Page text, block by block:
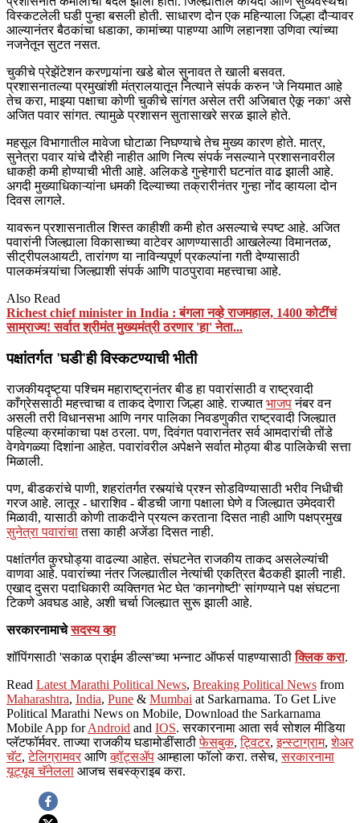
विस्कटलेली घडी पुन्हा बसली होती. साधारण दोन एक महिन्याला जिल्हा दौऱ्यावर
आल्यानंतर बैठकांचा धडाका, कामांच्या पाहण्या आणि लहानशा उणिवा त्यांच्या
नजनेतून सुटत नसत.
चुकीचे प्रेझेंटेशन करणार्‍यांना खडे बोल सुनावत ते खाली बसवत.
प्रशासनातल्या प्रमुखांशी मंत्रालयातून नित्याने संपर्क करुन 'जे नियमात आहे
तेच करा, माझ्या पक्षाचा कोणी चुकीचे सांगत असेल तरी अजिबात ऐकू नका' असे
अजित पवार सांगत. त्यामुळे प्रशासन सुतासाखरे सरळ झाले होते.
महसूल विभागातील मावेजा घोटाळा निघण्याचे तेच मुख्य कारण होते. मात्र,
सुनेत्रा पवार यांचे दौरेही नाहीत आणि नित्य संपर्क नसल्याने प्रशासनावरील
धाकही कमी होण्याची भीती आहे. अलिकडे गुन्हेगारी घटनांत वाढ झाली आहे.
अगदी मुख्याधिकाऱ्यांना धमकी दिल्याच्या तक्रारीनंतर गुन्हा नोंद व्हायला दोन
दिवस लागले.
यावरून प्रशासनातील शिस्त काहीशी कमी होत असल्याचे स्पष्ट आहे. अजित
पवारांनी जिल्ह्याला विकासाच्या वाटेवर आणण्यासाठी आखलेल्या विमानतळ,
सीट्रीपलआयटी, तारांगण या नाविन्यपूर्ण प्रकल्पांना गती देण्यासाठी
पालकमंत्र्यांचा जिल्ह्याशी संपर्क आणि पाठपुरावा महत्त्वाचा आहे.
Also Read
Richest chief minister in India : बंगला नव्हे राजमहाल, 1400 कोटींचं
साम्राज्य! सर्वात श्रीमंत मुख्यमंत्री ठरणार 'हा' नेता...
पक्षांतर्गत 'घडी'ही विस्कटण्याची भीती
राजकीयदृष्ट्या पश्‍चिम महाराष्ट्रानंतर बीड हा पवारांसाठी व राष्ट्रवादी
काँग्रेससाठी महत्त्वाचा व ताकद देणारा जिल्हा आहे. राज्यातभाजपनंबर वन
असली तरी विधानसभा आणि नगर पालिका निवडणुकीत राष्ट्रवादी जिल्ह्यात
पहिल्या क्रमांकाचा पक्ष ठरला. पण, दिवंगत पवारानंतर सर्व आमदारांची तोंडे
वेगवेगळ्या दिशांना आहेत. पवारांवरील अपेक्षने सर्वात मोठ्या बीड पालिकेची सत्ता
मिळाली.
पण, बीडकरांचे पाणी, शहरांतर्गत रस्त्यांचे प्रश्‍न सोडविण्यासाठी भरीव निधीची
गरज आहे. लातूर - धाराशिव - बीडची जागा पक्षाला घेणे व जिल्ह्यात उमेदवारी
मिळावी, यासाठी कोणी ताकदीने प्रयत्न करताना दिसत नाही आणि पक्षप्रमुख
सुनेत्रा पवारांचातसा काही अजेंडा दिसत नाही.
पक्षांतर्गत कुरघोड्या वाढल्या आहेत. संघटनेत राजकीय ताकद असलेल्यांची
वाणवा आहे. पवारांच्या नंतर जिल्ह्यातील नेत्यांची एकत्रित बैठकही झाली नाही.
एखाद दुसरा पदाधिकारी व्यक्तिगत भेट घेत 'कानगोष्टी' सांगण्याने पक्ष संघटना
टिकणे अवघड आहे, अशी चर्चा जिल्ह्यात सुरू झाली आहे.
सरकारनामाचेसदस्य व्हा
शॉपिंगसाठी 'सकाळ प्राईम डील्स'च्या भन्नाट ऑफर्स पाहण्यासाठीक्लिक करा.
Read Latest Marathi Political News, Breaking Political News from
Maharashtra, India, Pune & Mumbai at Sarkarnama. To Get Live
Political Marathi News on Mobile, Download the Sarkarnama
Mobile App forAndroid and IOS. सरकारनामा आता सर्व सोशल मीडिया
प्लॅटफॉर्मवर. ताज्या राजकीय घडामोडींसाठीफेसबुक,ट्विटर,इन्स्टाग्राम,शेअर
चॅट,टेलिग्रामवर आणिव्हॉट्सॲप आम्हाला फॉलो करा. तसेच,सरकारनामा
यूट्यूब चॅनेलला आजच सबस्क्राइब करा.